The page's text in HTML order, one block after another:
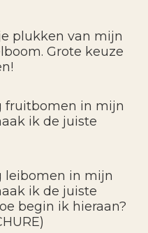
plukken van mijn
Grote keuze
fruitbomen in mijn
ik de juiste
leibomen in mijn
ik de juiste
begin ik hieraan?